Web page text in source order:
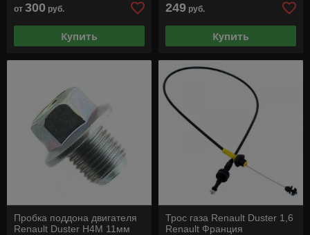
от 300 руб.
Купить
249 руб.
Купить
Пробка поддона двигателя
Renault Duster H4M 11мм
Трос газа Renault Duster 1,6
Renault Франция